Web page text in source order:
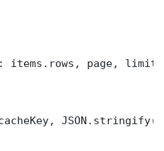
items.rows, page,